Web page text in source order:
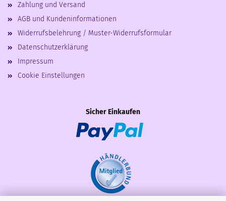
Zahlung und Versand
AGB und Kundeninformationen
Widerrufsbelehrung / Muster-Widerrufsformular
Datenschutzerklärung
Impressum
Cookie Einstellungen
Sicher Einkaufen